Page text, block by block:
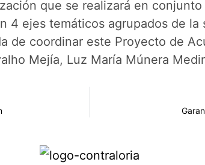
que se realizará en
ejes temáticos agrupados de la
de coordinar este Proyecto de
Mejía, Luz María Múnera